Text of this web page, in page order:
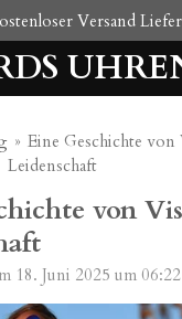
Versand
» Eine Geschichte
Leidenschaft
von
18. Juni 2025 um 06:22